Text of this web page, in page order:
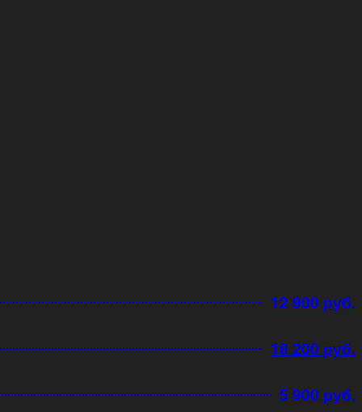
12 900 руб.
18 200 руб.
5 900 руб.